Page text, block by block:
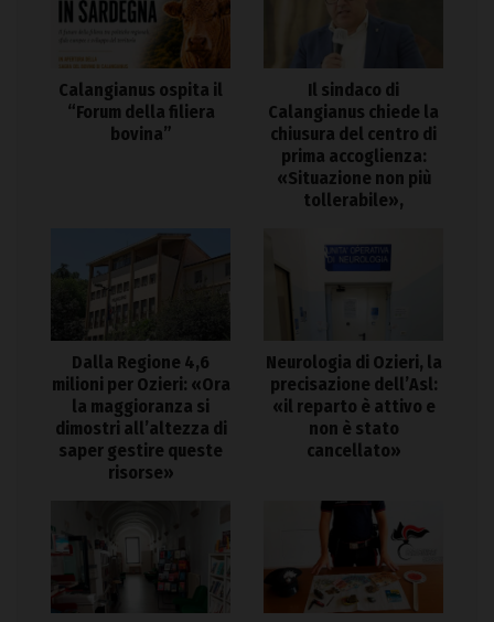
Calangianus ospita il
“Forum della filiera
bovina”
Il sindaco di
Calangianus chiede la
chiusura del centro di
prima accoglienza:
«Situazione non più
tollerabile»,
Dalla Regione 4,6
milioni per Ozieri: «Ora
la maggioranza si
dimostri all’altezza di
saper gestire queste
risorse»
Neurologia di Ozieri, la
precisazione dell’Asl:
«il reparto è attivo e
non è stato
cancellato»